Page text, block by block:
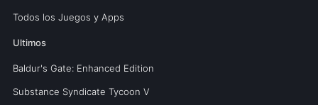
Todos los Juegos y Apps
Ultimos
Baldur's Gate: Enhanced Edition
Substance Syndicate Tycoon V